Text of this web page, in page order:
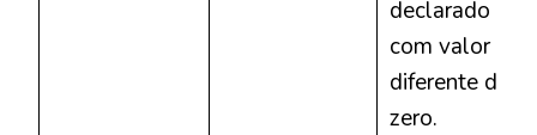
declarado
com valor
diferente de
zero.